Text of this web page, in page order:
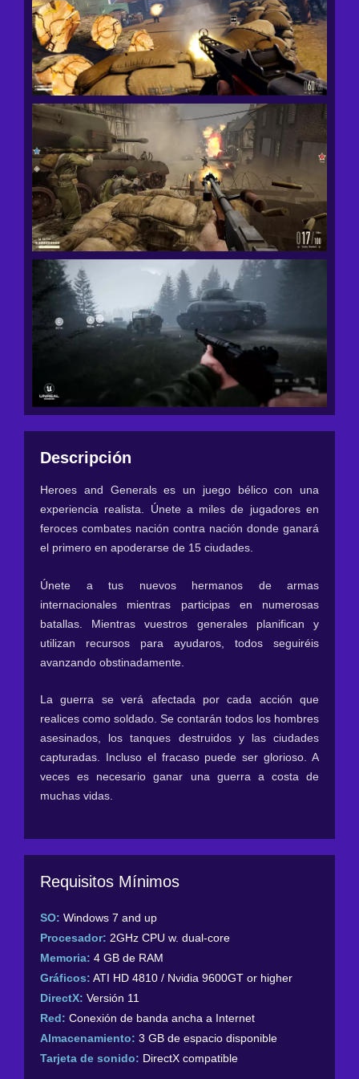
Descripción
Heroes and Generals es un juego bélico con una
experiencia realista. Únete a miles de jugadores en
feroces combates nación contra nación donde ganará
el primero en apoderarse de 15 ciudades.
Únete a tus nuevos hermanos de armas
internacionales mientras participas en numerosas
batallas. Mientras vuestros generales planifican y
utilizan recursos para ayudaros, todos seguiréis
avanzando obstinadamente.
La guerra se verá afectada por cada acción que
realices como soldado. Se contarán todos los hombres
asesinados, los tanques destruidos y las ciudades
capturadas. Incluso el fracaso puede ser glorioso. A
veces es necesario ganar una guerra a costa de
muchas vidas.
Requisitos Mínimos
SO: Windows 7 and up
Procesador: 2GHz CPU w. dual-core
Memoria: 4 GB de RAM
Gráficos: ATI HD 4810 / Nvidia 9600GT or higher
DirectX: Versión 11
Red: Conexión de banda ancha a Internet
Almacenamiento: 3 GB de espacio disponible
Tarjeta de sonido: DirectX compatible